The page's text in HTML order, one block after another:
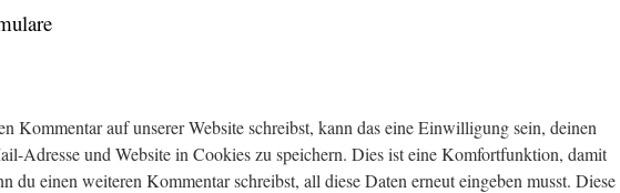
Kommentar auf unserer Website schreibst, kann das eine Einwilligung sein, deinen
Adresse und Website in Cookies zu speichern. Dies ist eine Komfortfunktion, damit
du einen weiteren Kommentar schreibst, all diese Daten erneut eingeben musst. Diese